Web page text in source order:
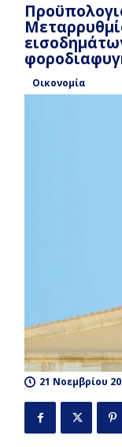
Οικονομία
21 Νοεμβρίου